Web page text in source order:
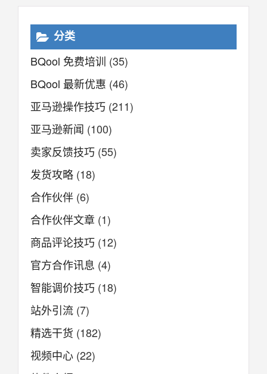
分类
BQool 免费培训 (35)
BQool 最新优惠 (46)
亚马逊操作技巧 (211)
亚马逊新闻 (100)
卖家反馈技巧 (55)
发货攻略 (18)
合作伙伴 (6)
合作伙伴文章 (1)
商品评论技巧 (12)
官方合作讯息 (4)
智能调价技巧 (18)
站外引流 (7)
精选干货 (182)
视频中心 (22)